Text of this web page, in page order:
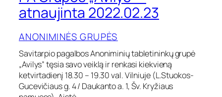
A
G
u
ė
s
„
A
v
atnaujinta 2022.02.23
ANONIMINĖS GRUPĖS
Savitarpio pagalbos Anoniminių tabletininkų grupė
„Avilys” tęsia savo veiklą ir renkasi kiekvieną
ketvirtadienį 18.30 – 19.30 val. Vilniuje (L.Stuokos-
Gucevičiaus g. 4 / Daukanto a. 1, Šv. Kryžiaus